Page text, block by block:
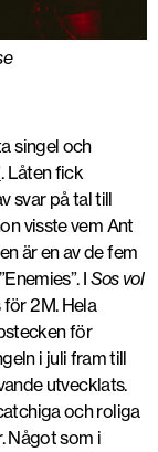
singel och
. Låten fick
svar på tal till
visste vem Ant
är en av de fem
I Sos vol
2M. Hela
för
i juli fram till
utvecklats.
och roliga
Något som i